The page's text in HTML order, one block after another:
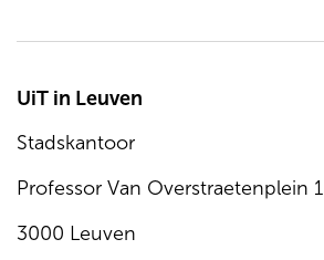
UiT in Leuven
Stadskantoor
Professor Van Overstraetenplein 1
3000 Leuven